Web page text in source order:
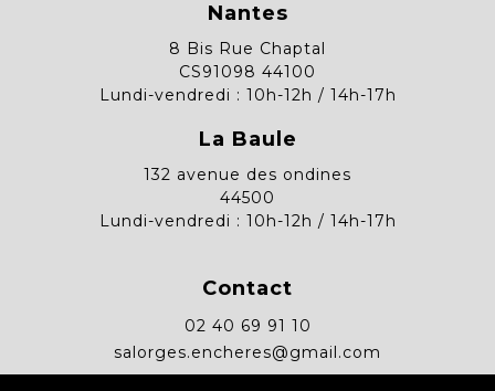
Nantes
8 Bis Rue Chaptal
CS91098 44100
Lundi-vendredi : 10h-12h / 14h-17h
La Baule
132 avenue des ondines
44500
Lundi-vendredi : 10h-12h / 14h-17h
Contact
02 40 69 91 10
salorges.encheres@gmail.com